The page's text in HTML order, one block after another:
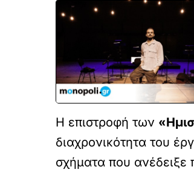
Η επιστροφή των
διαχρονικότητα του
σχήματα που ανέδειξε